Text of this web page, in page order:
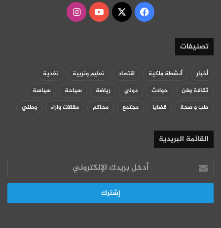
فيسبوك
‫X
‫YouTubeانستقرام
تصنيفات
أخبار أنشطة ملكية اقتصاد تعليم وتربية
تغدية
ثقافة وفن
حوادث دولي رياضة سياحة
سياسة
طب و صحة
قضايا مجتمع محاكم مقالات واراء وطني
القائمة البريدية
أدخل
بريدك
الإلكتروني